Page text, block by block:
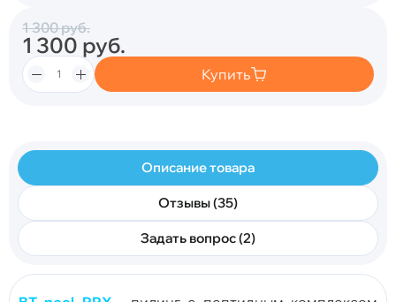
1 300руб.
1 300 руб.
Купить
Описание товара
Отзывы (35)
Задать вопрос (2)